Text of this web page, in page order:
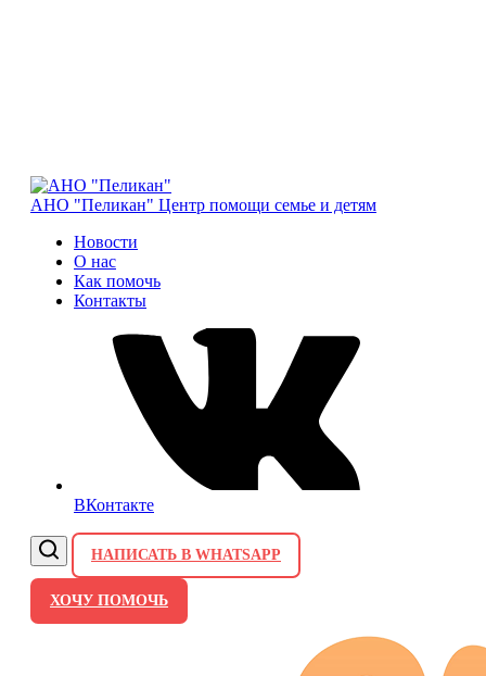
АНО "Пеликан" Центр помощи семье и детям
Новости
О нас
Как помочь
Контакты
ВКонтакте
НАПИСАТЬ В WHATSAPP
ХОЧУ ПОМОЧЬ